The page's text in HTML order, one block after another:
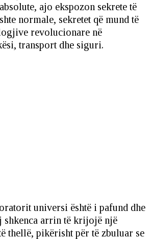
ajo ekspozon sekrete të
normale, sekretet që mund të
revolucionare në
transport dhe siguri.
universi është i pafund dhe
shkenca arrin të krijojë një
thellë, pikërisht për të zbuluar se